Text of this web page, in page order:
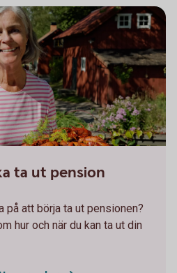
ta ut pension
på att börja ta ut pensionen?
hur och när du kan ta ut din